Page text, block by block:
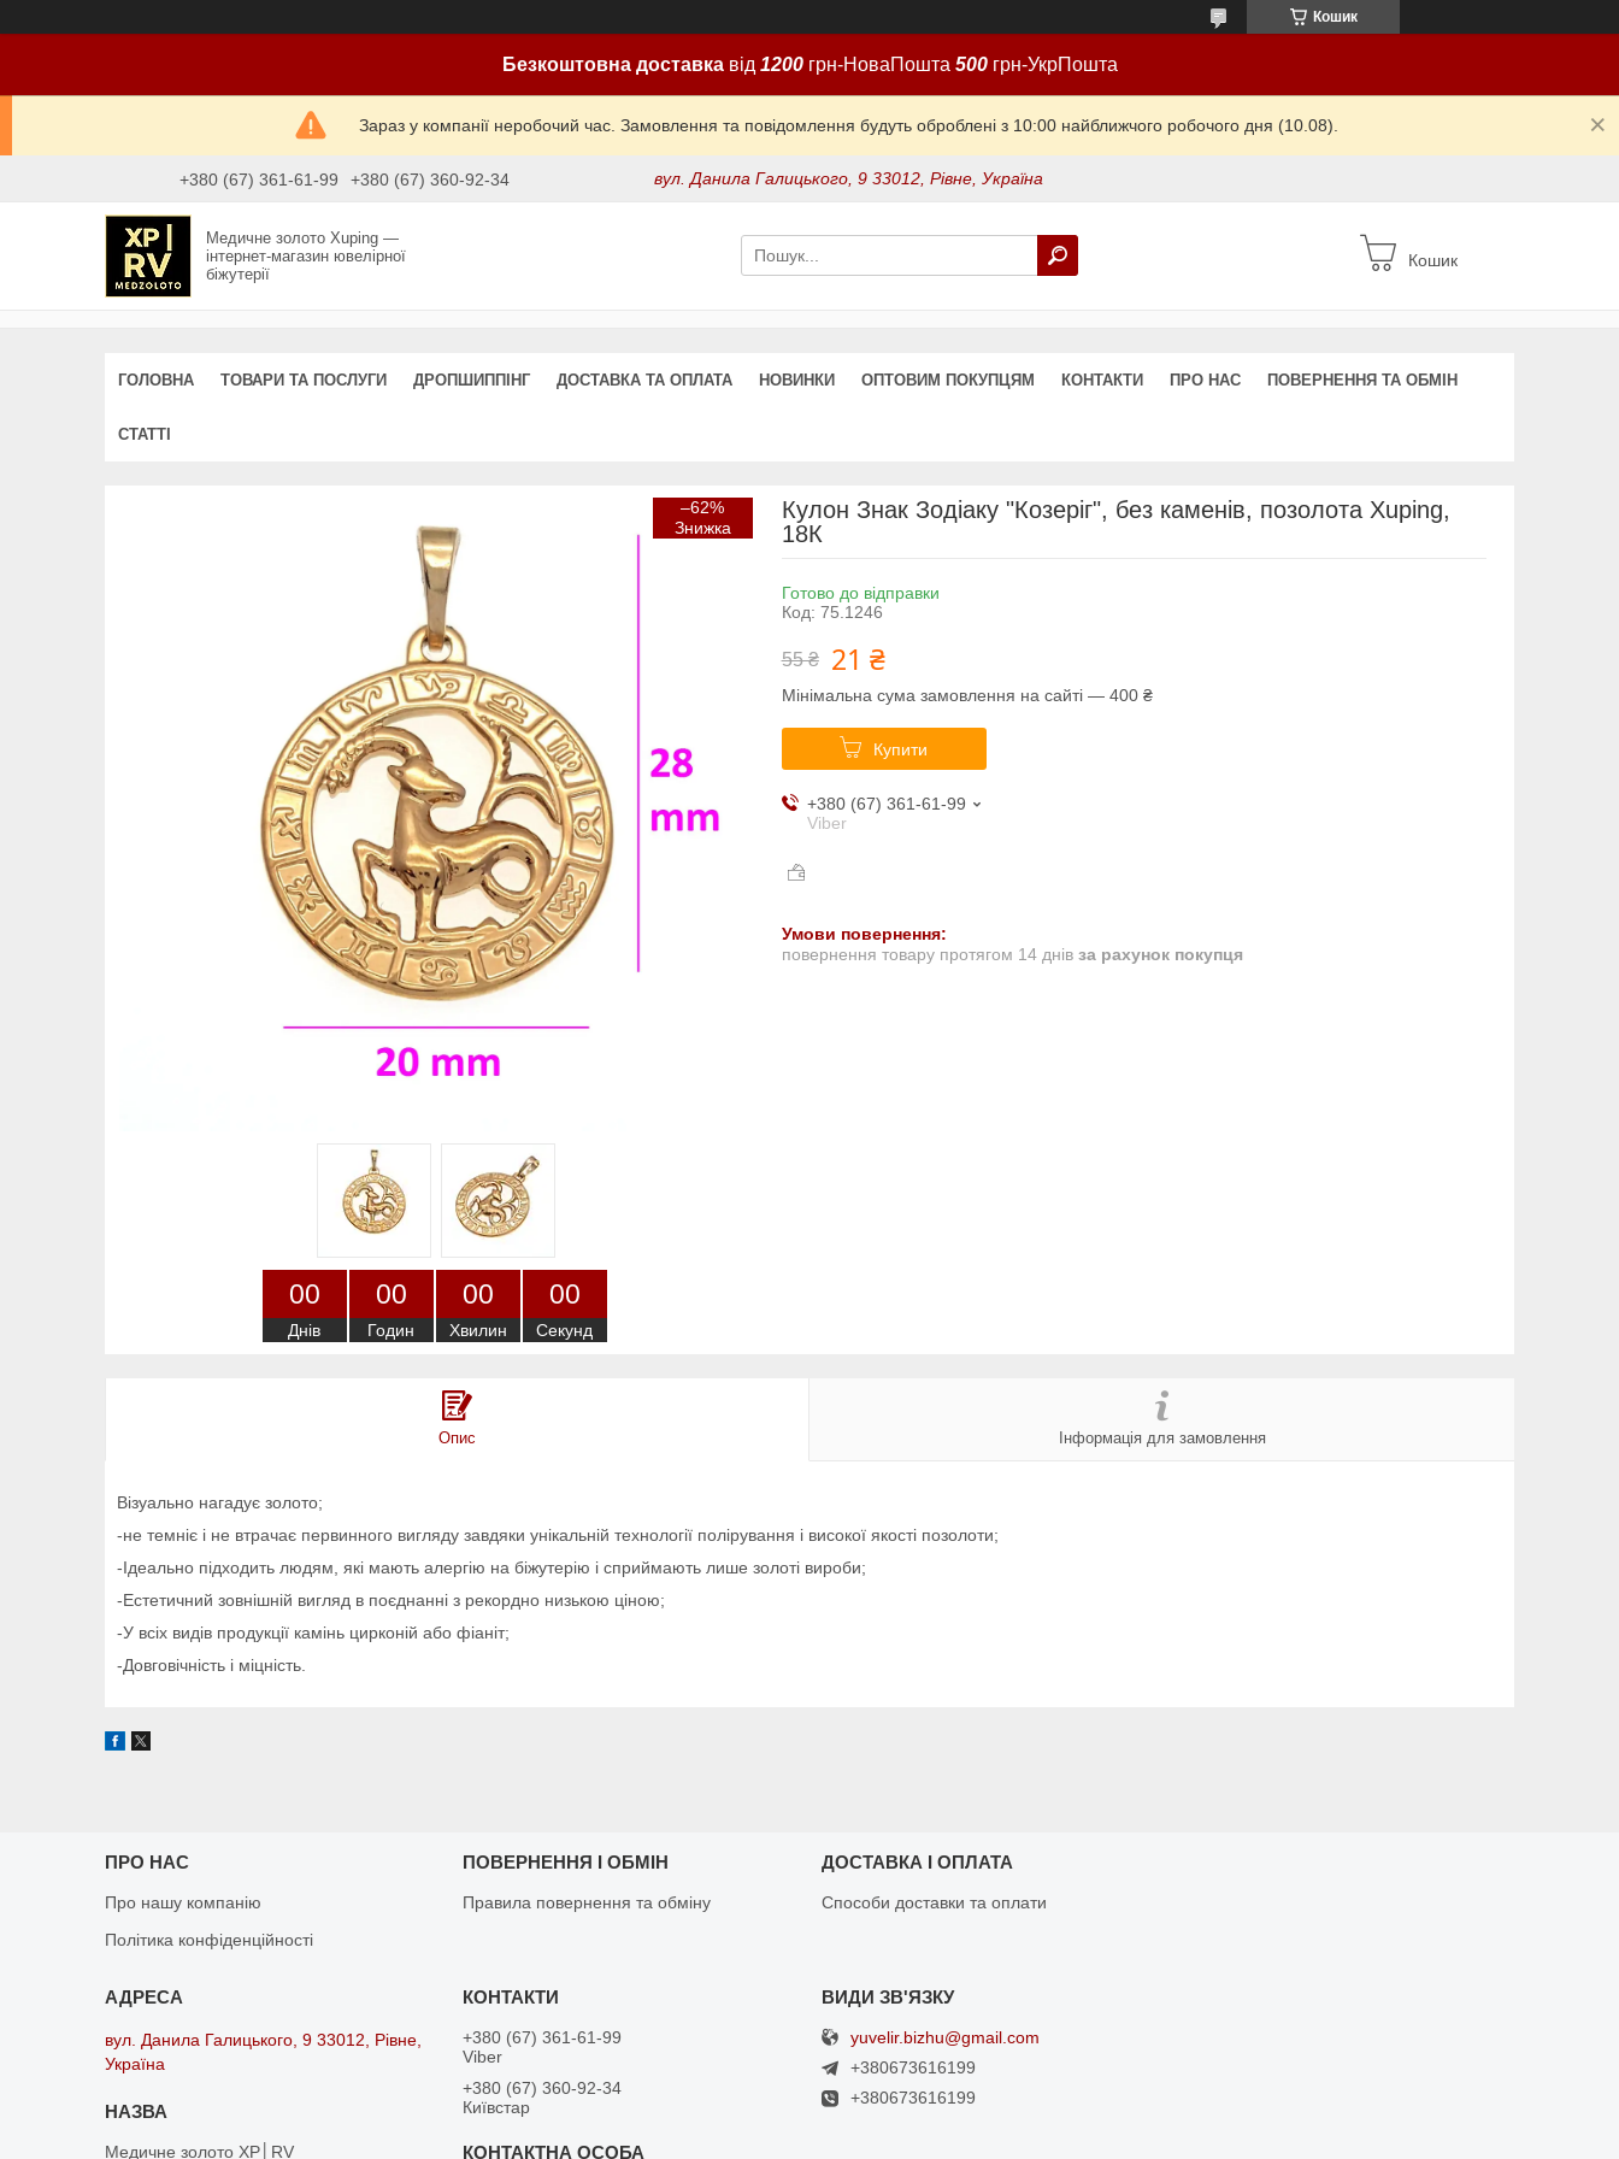
Кошик
Безкоштовна доставкавід 1200грн-НоваПошта 500грн-УкрПошта
Зараз у компанії неробочий час. Замовлення та повідомлення будуть оброблені з 10:00 найближчого робочого дня (10.08).
+380 (67) 361-61-99 +380 (67) 360-92-34 вул. Данила Галицького, 9 33012, Рівне, Україна
Медичне золото Xuping —
інтернет-магазин ювелірної
біжутерії
Кошик
ГОЛОВНА ТОВАРИ ТА ПОСЛУГИ ДРОПШИППІНГ ДОСТАВКА ТА ОПЛАТА НОВИНКИ ОПТОВИМ ПОКУПЦЯМ КОНТАКТИ ПРО НАС ПОВЕРНЕННЯ ТА ОБМІН
СТАТТІ
–62%
00
Днів
00
Годин
00
Хвилин
00
Секунд
Кулон Знак Зодіаку "Козеріг", без каменів, позолота Xuping,
18К
Готово до відправки
Код: 75.1246
55 ₴ 21 ₴
Мінімальна сума замовлення на сайті — 400 ₴
Купити
+380 (67) 361-61-99
Viber
повернення товару протягом 14 днів за рахунок покупця
Опис Інформація для замовлення
Візуально нагадує золото;
-не темніє і не втрачає первинного вигляду завдяки унікальній технології полірування і високої якості позолоти;
-Ідеально підходить людям, які мають алергію на біжутерію і сприймають лише золоті вироби;
-Естетичний зовнішній вигляд в поєднанні з рекордно низькою ціною;
-У всіх видів продукції камінь цирконій або фіаніт;
-Довговічність і міцність.
ПРО НАС
Про нашу компанію
Політика конфіденційності
ПОВЕРНЕННЯ І ОБМІН
Правила повернення та обміну
ДОСТАВКА І ОПЛАТА
Способи доставки та оплати
вул. Данила Галицького, 9 33012, Рівне,
Україна
Медичне золото XP│RV
+380 (67) 361-61-99
Viber
+380 (67) 360-92-34
Київстар
yuvelir.bizhu@gmail.com
+380673616199
+380673616199